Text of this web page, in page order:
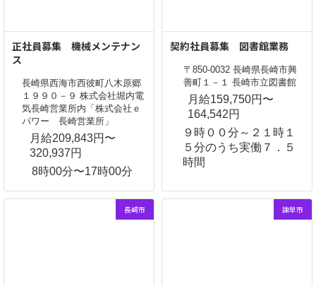
正社員募集 機械メンテナン
ス
長崎県西海市西彼町八木原郷
１９９０－９ 株式会社堀内電
気長崎営業所内「株式会社ｅ
パワー 長崎営業所」
月給209,843円〜
320,937円
8時00分〜17時00分
契約社員募集 図書館業務
〒850-0032 長崎県長崎市興
善町１－１ 長崎市立図書館
月給159,750円〜
164,542円
９時００分～２１時１
５分のうち実働７．５
時間
長崎市 諫早市